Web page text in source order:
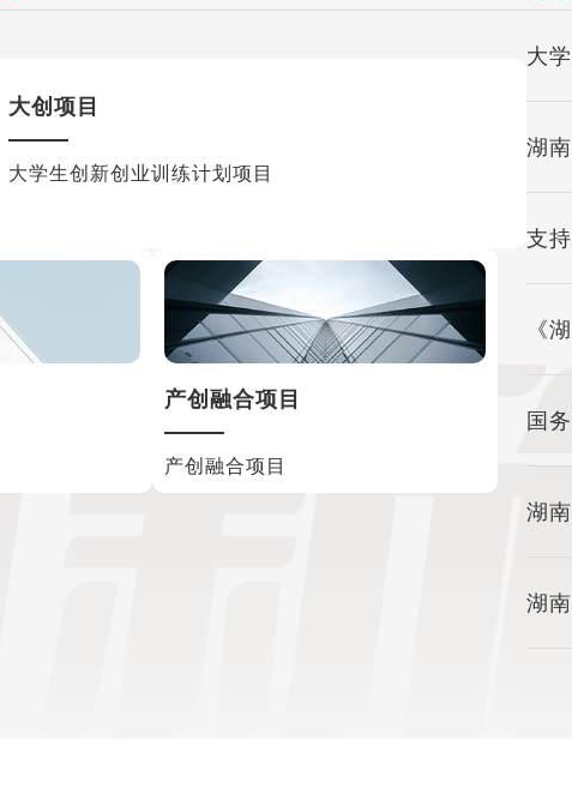
大创项目
大学生创新创业训练计划项目
产创融合项目
产创融合项目
大
湖
支
《
国
湖
湖